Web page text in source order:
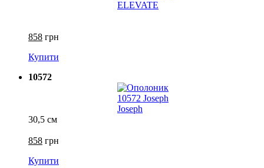
858 грн
Купити
10572
30,5 см
858 грн
Купити